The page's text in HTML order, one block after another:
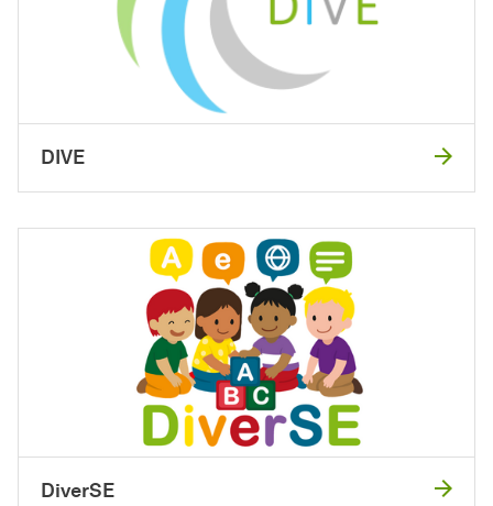
DIVE
DiverSE